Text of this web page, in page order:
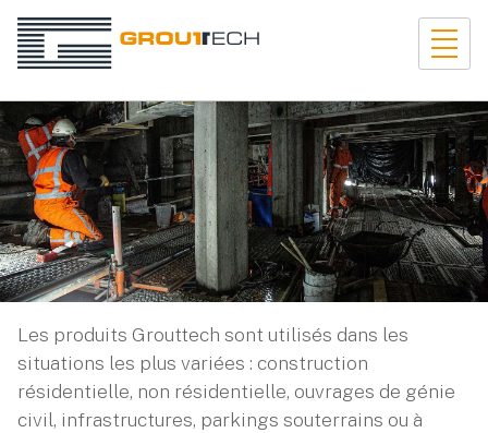
Les produits Grouttech sont utilisés dans les
situations les plus variées : construction
résidentielle, non résidentielle, ouvrages de génie
civil, infrastructures, parkings souterrains ou à